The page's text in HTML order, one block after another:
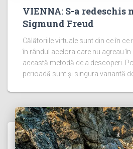
VIENNA: S-a redeschis
Sigmund Freud
Călătoriile virtuale sunt din ce în ce
în rândul acelora care nu agreau
această metodă de a descoperi.
perioadă sunt și singura variantă